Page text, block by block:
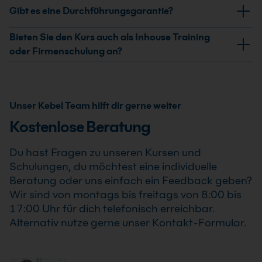
Agents mit der OpenAI Assistants API bauen Kurs
erhältst Du ein Teilnahmezertifikat. Dieses bestätigt
Deine erweiterten Kenntnisse im professionellen
Einsatz von Custom KI-Agents mit der OpenAI
Gibt es eine Durchführungsgarantie?
Ja, wir garantieren die Durchführung aller von uns
bestätigten Termine. Der Custom KI-Agents mit der
OpenAI Assistants API bauen Kurs findet auch bereits
Bieten Sie den Kurs auch als Inhouse Training
oder Firmenschulung an?
als Online-Firmenschulung durchgeführt werden.
Inhalte, Prozesse und Schwerpunkte passen wir
Unternehmens an.
Unser Kebel Team hilft dir gerne weiter
Kostenlose Beratung
Du hast Fragen zu unseren Kursen und
Schulungen, du möchtest eine individuelle
Beratung oder uns einfach ein Feedback geben?
Wir sind von montags bis freitags von 8:00 bis
17:00 Uhr für dich telefonisch erreichbar.
Alternativ nutze gerne unser Kontakt-Formular.